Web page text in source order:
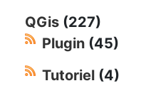
QGis (227)
Plugin (45)
Tutoriel (4)